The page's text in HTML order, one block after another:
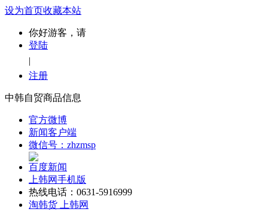
设为首页收藏本站
你好游客，请
登陆
|
注册
中韩自贸商品信息
官方微博
新闻客户端
微信号：zhzmsp
百度新闻
上韩网手机版
热线电话：0631-5916999
淘韩货 上韩网